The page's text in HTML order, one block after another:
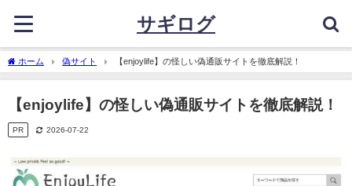
サギログ
ホーム 偽サイト 【enjoylife】の怪しい偽通販サイトを徹底解説！
【enjoylife】の怪しい偽通販サイトを徹底解説！
PR 2026-07-22